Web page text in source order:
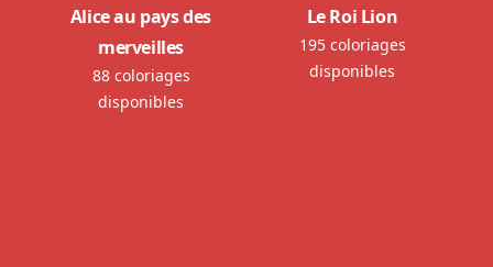
Alice au pays des
merveilles
88 coloriages
disponibles
Le Roi Lion
195 coloriages
disponibles